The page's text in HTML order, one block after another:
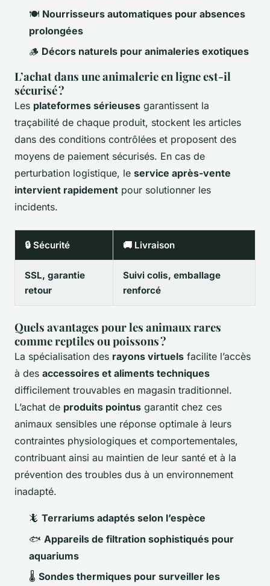
🍽️ Nourrisseurs automatiques pour absences
prolongées
🪵 Décors naturels pour animaleries exotiques
L’achat dans une animalerie en ligne est-il
sécurisé ?
Les plateformes sérieuses garantissent la
traçabilité de chaque produit, stockent les articles
dans des conditions contrôlées et proposent des
moyens de paiement sécurisés. En cas de
perturbation logistique, le service après-vente
intervient rapidement pour solutionner les
incidents.
🔒 Sécurité 🚚 Livraison
SSL, garantie
retour
Suivi colis, emballage
renforcé
Quels avantages pour les animaux rares
comme reptiles ou poissons ?
La spécialisation des rayons virtuels facilite l’accès
à des accessoires et aliments techniques
difficilement trouvables en magasin traditionnel.
L’achat de produits pointus garantit chez ces
animaux sensibles une réponse optimale à leurs
contraintes physiologiques et comportementales,
contribuant ainsi au maintien de leur santé et à la
prévention des troubles dus à un environnement
inadapté.
🦎 Terrariums adaptés selon l’espèce
🐟 Appareils de filtration sophistiqués pour
aquariums
🌡️ Sondes thermiques pour surveiller les